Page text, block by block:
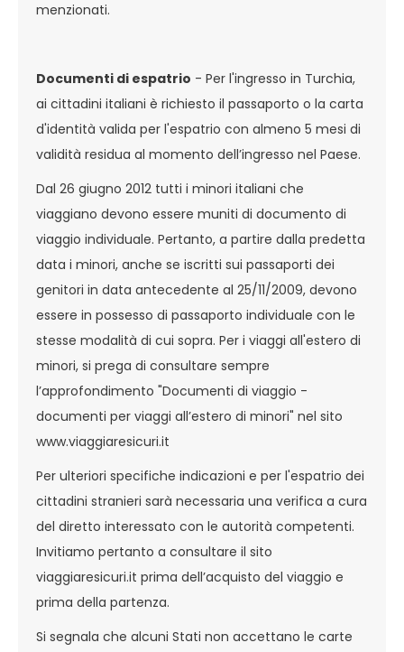
menzionati.
Documenti di espatrio - Per l'ingresso in Turchia,
ai cittadini italiani è richiesto il passaporto o la carta
d'identità valida per l'espatrio con almeno 5 mesi di
validità residua al momento dell’ingresso nel Paese.
Dal 26 giugno 2012 tutti i minori italiani che
viaggiano devono essere muniti di documento di
viaggio individuale. Pertanto, a partire dalla predetta
data i minori, anche se iscritti sui passaporti dei
genitori in data antecedente al 25/11/2009, devono
essere in possesso di passaporto individuale con le
stesse modalità di cui sopra. Per i viaggi all'estero di
minori, si prega di consultare sempre
l’approfondimento "Documenti di viaggio -
documenti per viaggi all’estero di minori" nel sito
www.viaggiaresicuri.it
Per ulteriori specifiche indicazioni e per l'espatrio dei
cittadini stranieri sarà necessaria una verifica a cura
del diretto interessato con le autorità competenti.
Invitiamo pertanto a consultare il sito
viaggiaresicuri.it prima dell’acquisto del viaggio e
prima della partenza.
Si segnala che alcuni Stati non accettano le carte